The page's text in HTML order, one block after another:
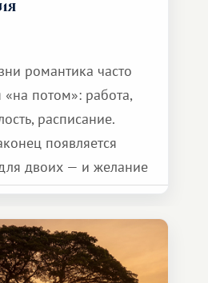
романтика часто
«на потом»: работа,
расписание.
появляется
двоих — и желание
человека что-то
тёплое
:)